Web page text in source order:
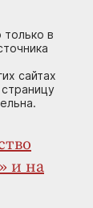
в
сайтах
и на